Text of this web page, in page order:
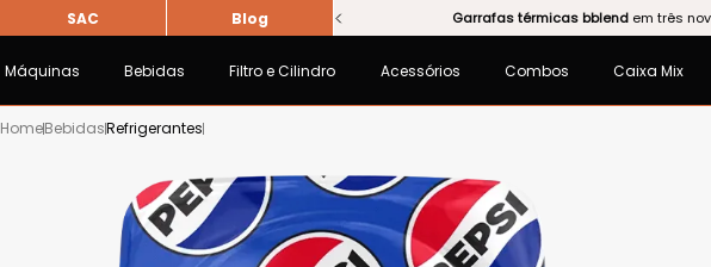
SAC Blog
Garrafas térmicas bblend em três novas cores!
Máquinas Bebidas Filtro e Cilindro Acessórios Combos Caixa Mix
BebidasRefrigerantes